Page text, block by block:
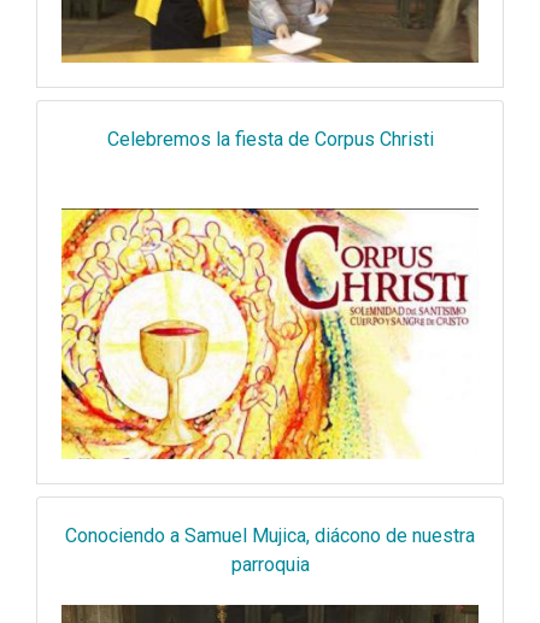
Celebremos la fiesta de Corpus Christi
Conociendo a Samuel Mujica, diácono de nuestra
parroquia